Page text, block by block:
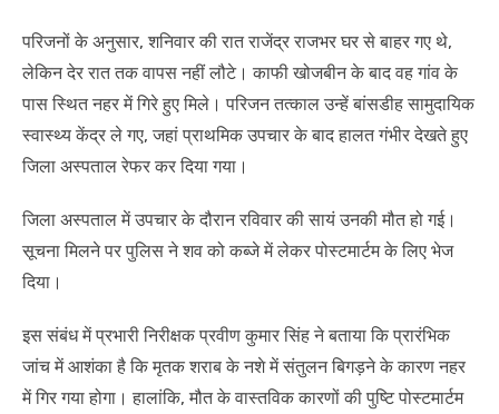
परिजनों के अनुसार, शनिवार की रात राजेंद्र राजभर घर से बाहर गए थे,
लेकिन देर रात तक वापस नहीं लौटे। काफी खोजबीन के बाद वह गांव के
पास स्थित नहर में गिरे हुए मिले। परिजन तत्काल उन्हें बांसडीह सामुदायिक
स्वास्थ्य केंद्र ले गए, जहां प्राथमिक उपचार के बाद हालत गंभीर देखते हुए
जिला अस्पताल रेफर कर दिया गया।
जिला अस्पताल में उपचार के दौरान रविवार की सायं उनकी मौत हो गई।
सूचना मिलने पर पुलिस ने शव को कब्जे में लेकर पोस्टमार्टम के लिए भेज
दिया।
इस संबंध में प्रभारी निरीक्षक प्रवीण कुमार सिंह ने बताया कि प्रारंभिक
जांच में आशंका है कि मृतक शराब के नशे में संतुलन बिगड़ने के कारण नहर
में गिर गया होगा। हालांकि, मौत के वास्तविक कारणों की पुष्टि पोस्टमार्टम